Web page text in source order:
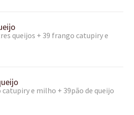
queijos + 39 frango catupiry e
e milho + 39pão de queijo